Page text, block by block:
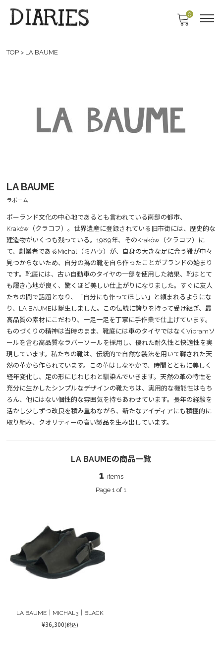
0
TOP > LA BAUME
LA BAUME
ラボーム
ポーランド文化の中心地であるとも言われている南部の都市、
Kraków（クラコフ）。世界遺産に登録されている旧市街には、歴史的な
建造物がいくつも残っている。1989年、そのKraków（クラコフ）に
て、創業者であるMichal（ミハウ）が、自身の大きな足に合う靴が中々
見つからないため、自分の為の靴を自ら作ったことがブランドの始まり
です。靴底には、古い自動車のタイヤの一部を使用した結果、靴はとて
も履き心地が良く、驚くほど美しい仕上がりになりました。すぐに友人
たちの間で話題となり、「自分にも作ってほしい」と頼まれるようにな
り、LA BAUMEは誕生しました。この伝統に誇りを持って受け継ぎ、最
高品質の素材にこだわり、一足一足を丁寧に手作業で仕上げています。
ものづくりの精神は当時のまま、靴底には車のタイヤではなくVibramソ
ールを含む高品質なラバーソールを採用し、優れた耐久性と快適性を実
現しています。私たちの靴は、伝統的で自然な製法を用いて鞣された天
然の革から作られています。この革はしなやかで、時間とともに美しく
経年変化し、足の形にじわじわと馴染んでいきます。天然の革の特性を
充分に生かしたシンプルなデザインの靴たちは、実用的な機能性はもち
ろん、他にはない個性的な雰囲気を持ちあわせています。長年の経験を
活かし少しずつ改良を積み重ねながら、新たなアイディアにも積極的に
取り組み、クオリティーの高い製品を生み出しています。
LA BAUMEの商品一覧
1 items
Page 1 of 1
LA BAUME｜MICHAL3｜BLACK
¥36,300(税込)